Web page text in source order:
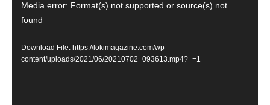
Player
Media error: Format(s) not supported or source(s) not
found
Download File: https://lokimagazine.com/wp-
content/uploads/2021/06/20210702_093613.mp4?_=1